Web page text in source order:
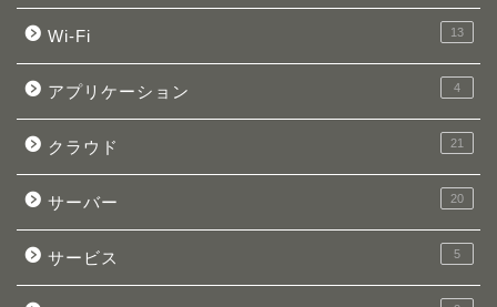
Wi-Fi 13
アプリケーション 4
クラウド 21
サーバー 20
サービス 5